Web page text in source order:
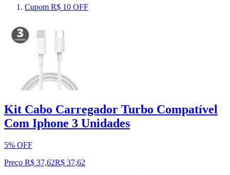
Cupom R$ 10 OFF
Kit Cabo Carregador Turbo Compatível
Com Iphone 3 Unidades
5% OFF
Preço R$ 37,62R$ 37,62